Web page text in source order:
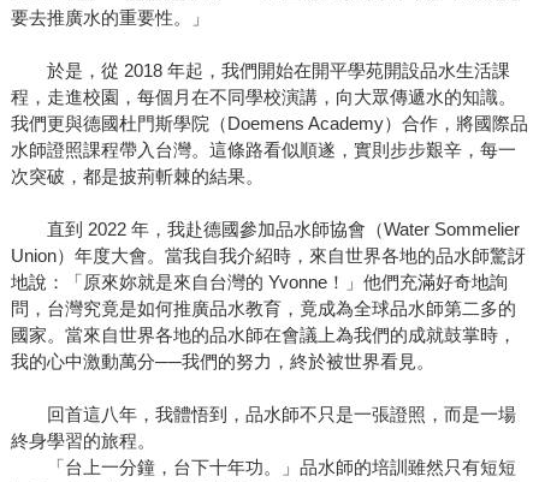
要去推廣水的重要性。」
於是，從 2018 年起，我們開始在開平學苑開設品水生活課
程，走進校園，每個月在不同學校演講，向大眾傳遞水的知識。
我們更與德國杜門斯學院（Doemens Academy）合作，將國際品
水師證照課程帶入台灣。這條路看似順遂，實則步步艱辛，每一
次突破，都是披荊斬棘的結果。
直到 2022 年，我赴德國參加品水師協會（Water Sommelier
Union）年度大會。當我自我介紹時，來自世界各地的品水師驚訝
地說：「原來妳就是來自台灣的 Yvonne！」他們充滿好奇地詢
問，台灣究竟是如何推廣品水教育，竟成為全球品水師第二多的
國家。當來自世界各地的品水師在會議上為我們的成就鼓掌時，
我的心中激動萬分──我們的努力，終於被世界看見。
回首這八年，我體悟到，品水師不只是一張證照，而是一場
終身學習的旅程。
「台上一分鐘，台下十年功。」品水師的培訓雖然只有短短